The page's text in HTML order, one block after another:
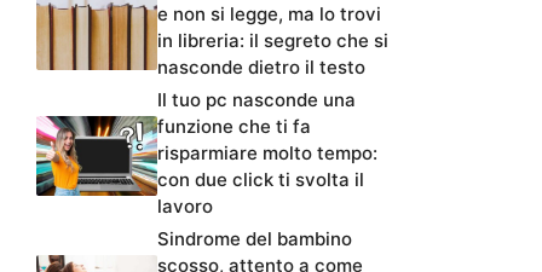
e non si legge, ma lo trovi
in libreria: il segreto che si
nasconde dietro il testo
Il tuo pc nasconde una
funzione che ti fa
risparmiare molto tempo:
con due click ti svolta il
lavoro
Sindrome del bambino
scosso, attento a come